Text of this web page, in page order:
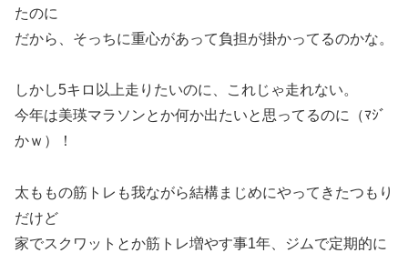
たのに
だから、そっちに重心があって負担が掛かってるのかな。
しかし5キロ以上走りたいのに、これじゃ走れない。
今年は美瑛マラソンとか何か出たいと思ってるのに（ﾏｼﾞ
かｗ）！
太ももの筋トレも我ながら結構まじめにやってきたつもり
だけど
家でスクワットとか筋トレ増やす事1年、ジムで定期的に